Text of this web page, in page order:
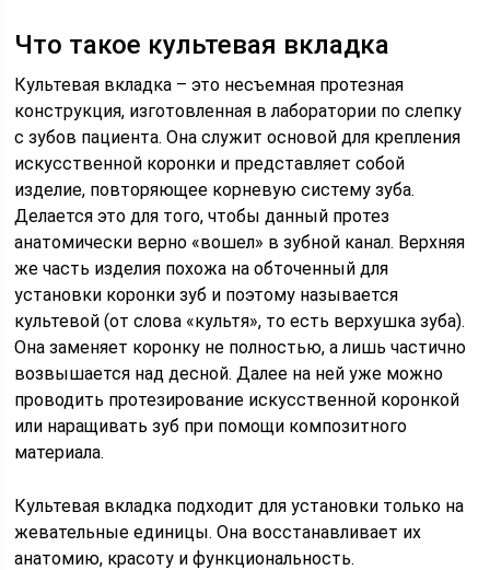
Что такое культевая вкладка
Культевая вкладка – это несъемная протезная
конструкция, изготовленная в лаборатории по слепку
с зубов пациента. Она служит основой для крепления
искусственной коронки и представляет собой
изделие, повторяющее корневую систему зуба.
Делается это для того, чтобы данный протез
анатомически верно «вошел» в зубной канал. Верхняя
же часть изделия похожа на обточенный для
установки коронки зуб и поэтому называется
культевой (от слова «культя», то есть верхушка зуба).
Она заменяет коронку не полностью, а лишь частично
возвышается над десной. Далее на ней уже можно
проводить протезирование искусственной коронкой
или наращивать зуб при помощи композитного
материала.
Культевая вкладка подходит для установки только на
жевательные единицы. Она восстанавливает их
анатомию, красоту и функциональность.